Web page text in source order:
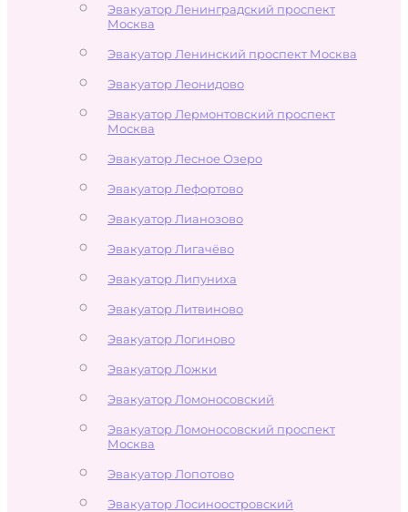
Эвакуатор Ленинградский проспект
Москва
Эвакуатор Ленинский проспект Москва
Эвакуатор Леонидово
Эвакуатор Лермонтовский проспект
Москва
Эвакуатор Лесное Озеро
Эвакуатор Лефортово
Эвакуатор Лианозово
Эвакуатор Лигачёво
Эвакуатор Липуниха
Эвакуатор Литвиново
Эвакуатор Логиново
Эвакуатор Ложки
Эвакуатор Ломоносовский
Эвакуатор Ломоносовский проспект
Москва
Эвакуатор Лопотово
Эвакуатор Лосиноостровский